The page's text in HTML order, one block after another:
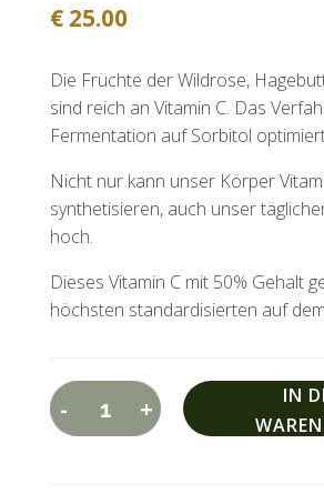
€25.00
Die Früchte der Wildrose,
sind reich an Vitamin C. Das
Fermentation auf Sorbitol
Nicht nur kann unser Körper
synthetisieren, auch unser
hoch.
Dieses Vitamin C mit 50% Gehalt
höchsten standardisierten auf
Hagebutte
- +
IN
A
l